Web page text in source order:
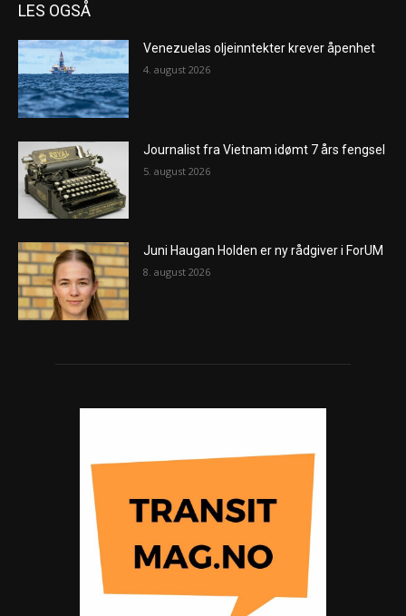
LES OGSÅ
Venezuelas oljeinntekter krever åpenhet
4. august 2026
Journalist fra Vietnam idømt 7 års fengsel
5. august 2026
Juni Haugan Holden er ny rådgiver i ForUM
8. august 2026